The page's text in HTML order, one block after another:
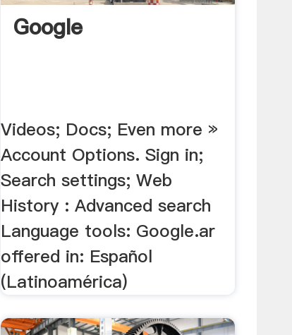
Google
Videos; Docs; Even more »
Account Options. Sign in;
Search settings; Web
History : Advanced search
Language tools: Google.ar
offered in: Español
(Latinoamérica)